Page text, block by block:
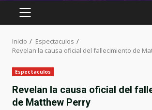
MENÚ
PRINCIPAL
Inicio
Espectaculos
Revelan la causa oficial del fallecimiento de
Espectaculos
Revelan la causa oficial del
de Matthew Perry